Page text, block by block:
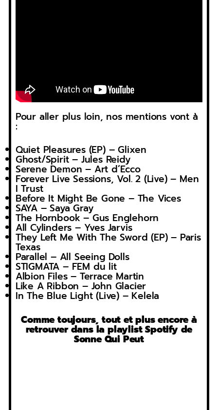
Pour aller plus loin, nos mentions vont à
:
Quiet Pleasures (EP) – Glixen
Ghost/Spirit – Jules Reidy
Serene Demon – Art d’Ecco
Forever Live Sessions, Vol. 2 (Live) – Men
I Trust
Before It Might Be Gone – The Vices
SAYA – Saya Gray
The Hornbook – Gus Englehorn
All Cylinders – Yves Jarvis
They Left Me With The Sword (EP) – Paris
Texas
Parallel – All Seeing Dolls
STIGMATA – FEM du lit
Albion Files – Terrace Martin
Like A Ribbon – John Glacier
In The Blue Light (Live) – Kelela
Comme toujours, tout et plus encore à
retrouver dans la playlist Spotify de
Sonne Qui Peut